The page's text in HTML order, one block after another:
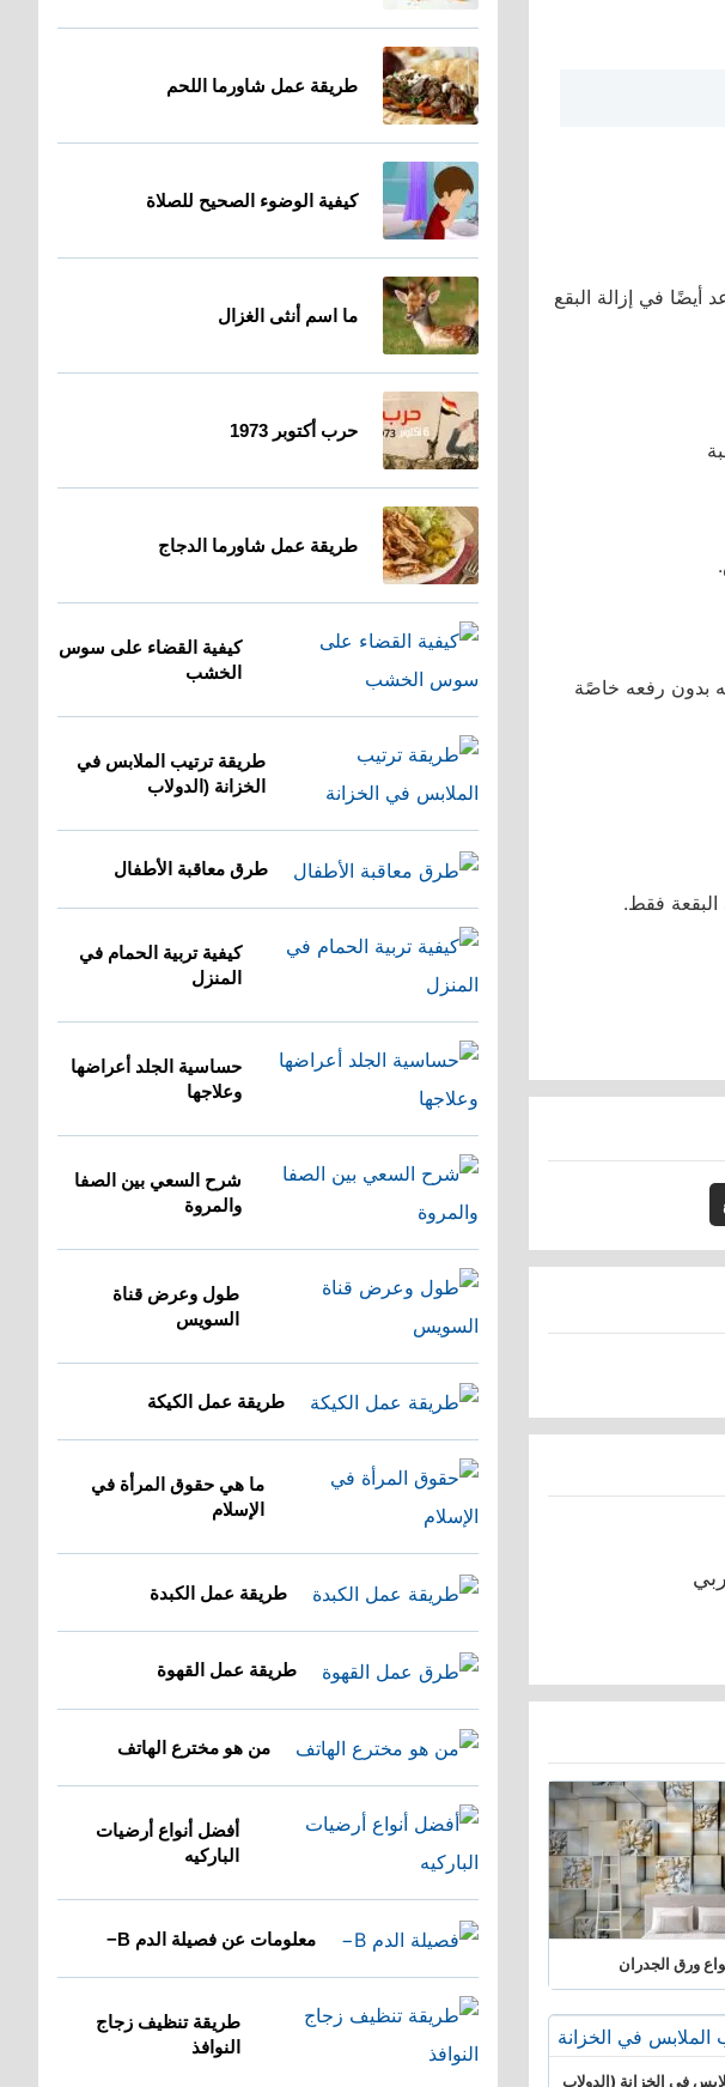
في إزالة البقع
بدون رفعه خاصًة
فقط.
ورق الجدران
في الخزانة (الدولاب
طريقة عمل شاورما اللحم
كيفية الوضوء الصحيح للصلاة
ما اسم أنثى الغزال
حرب أكتوبر 1973
طريقة عمل شاورما الدجاج
كيفية القضاء على سوس
الخشب
طريقة ترتيب الملابس في
الخزانة (الدولاب
طرق معاقبة الأطفال
كيفية تربية الحمام في
المنزل
حساسية الجلد أعراضها
وعلاجها
شرح السعي بين الصفا
والمروة
طول وعرض قناة
السويس
طريقة عمل الكيكة
ما هي حقوق المرأة في
الإسلام
طريقة عمل الكبدة
طريقة عمل القهوة
من هو مخترع الهاتف
أفضل أنواع أرضيات
الباركيه
معلومات عن فصيلة الدم B−
طريقة تنظيف زجاج
النوافذ